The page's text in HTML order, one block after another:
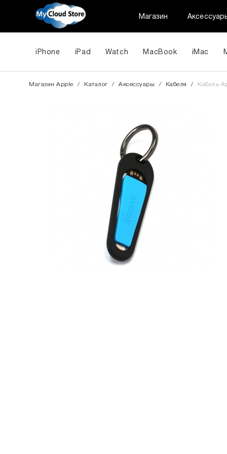
Магазин
iPhone iPad Watch MacBook iMac
Магазин Apple / Каталог / Аксессуары / Кабеля / Кабель
За
Спосіб
або за
Для